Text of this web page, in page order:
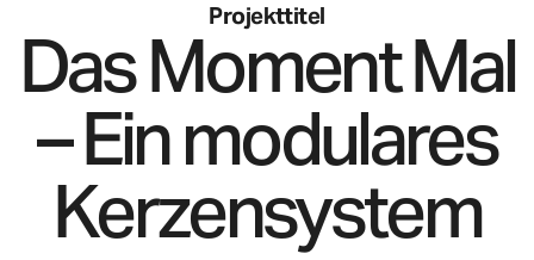
Projekttitel
Das Moment Mal
– Ein modulares
Kerzensystem